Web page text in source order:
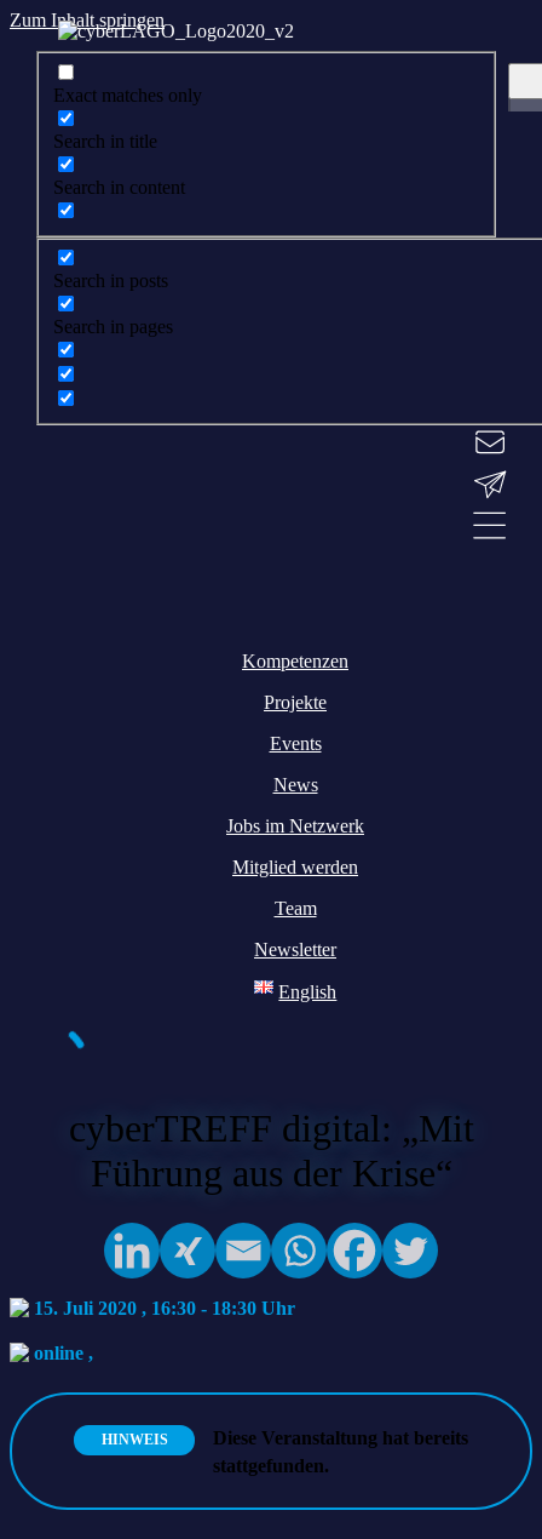
Zum Inhalt springen
Exact matches only
Search in title
Search in content
Search in posts
Search in pages
Kompetenzen
Projekte
Events
News
Jobs im Netzwerk
Mitglied werden
Team
Newsletter
English
cyberTREFF digital: „Mit
Führung aus der Krise“
15. Juli 2020 , 16:30 - 18:30
online ,
HINWEIS
Diese Veranstaltung hat bereits
stattgefunden.